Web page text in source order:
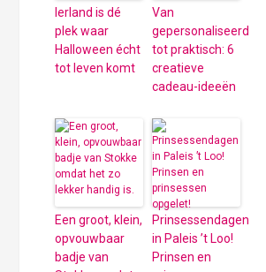
Ierland is dé
plek waar
Halloween écht
tot leven komt
Van
gepersonaliseerd
tot praktisch: 6
creatieve
cadeau-ideeën
Een groot, klein,
opvouwbaar
badje van
Prinsessendagen
in Paleis ’t Loo!
Prinsen en